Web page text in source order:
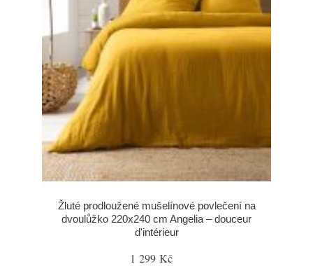
Žluté prodloužené mušelínové povlečení na
dvoulůžko 220x240 cm Angelia – douceur
d'intérieur
1 299 Kč